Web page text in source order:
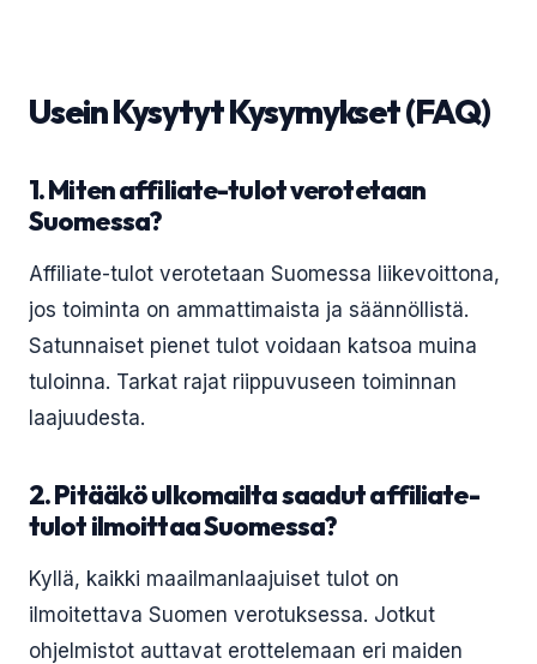
Usein Kysytyt Kysymykset (FAQ)
1. Miten affiliate-tulot verotetaan
Suomessa?
Affiliate-tulot verotetaan Suomessa liikevoittona,
jos toiminta on ammattimaista ja säännöllistä.
Satunnaiset pienet tulot voidaan katsoa muina
tuloinna. Tarkat rajat riippuvuseen toiminnan
laajuudesta.
2. Pitääkö ulkomailta saadut affiliate-
tulot ilmoittaa Suomessa?
Kyllä, kaikki maailmanlaajuiset tulot on
ilmoitettava Suomen verotuksessa. Jotkut
ohjelmistot auttavat erottelemaan eri maiden